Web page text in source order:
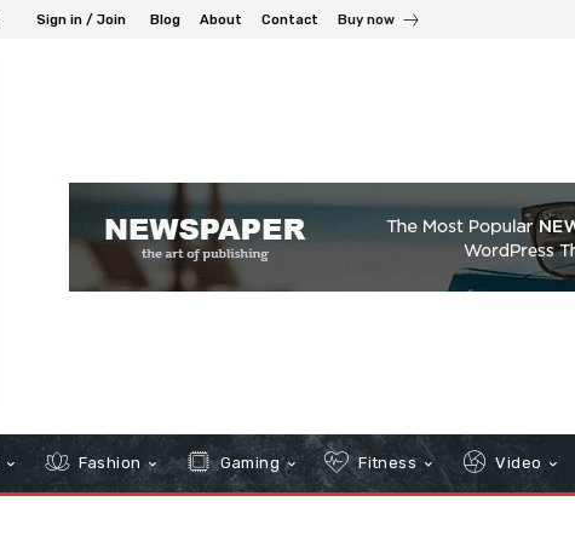
Sign in / Join Blog About Contact Buy now
Fashion Gaming Fitness Video